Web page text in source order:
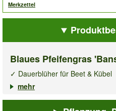
Merkzettel
Blaues Pfeifengras
✓ Dauerblüher für Beet & Kübel
✓ Elegante Blütenrispen
mehr